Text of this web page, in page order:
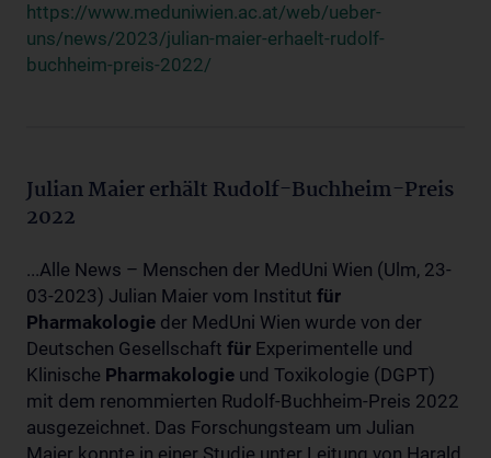
https://www.meduniwien.ac.at/web/ueber-
uns/news/2023/julian-maier-erhaelt-rudolf-
buchheim-preis-2022/
Julian Maier erhält Rudolf-Buchheim-Preis
2022
...Alle News – Menschen der MedUni Wien (Ulm, 23-
03-2023) Julian Maier vom Institut für
Pharmakologie der MedUni Wien wurde von der
Deutschen Gesellschaft für Experimentelle und
Klinische Pharmakologie und Toxikologie (DGPT)
mit dem renommierten Rudolf-Buchheim-Preis 2022
ausgezeichnet. Das Forschungsteam um Julian
Maier konnte in einer Studie unter Leitung von Harald